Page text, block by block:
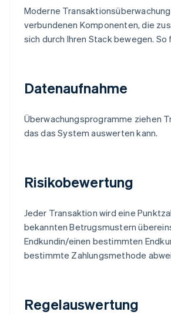
Moderne
verbundenen Komponenten, die
sich durch Ihren Stack bewegen.
Datenaufnahme
Überwachungsprogramme ziehen
das das System auswerten kann.
Risikobewertung
Jeder Transaktion wird eine
bekannten Betrugsmustern
Endkundin/einen bestimmten
bestimmte Zahlungsmethode
Regelauswertung